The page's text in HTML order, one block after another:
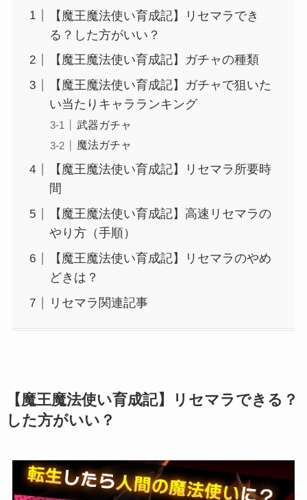
【魔王魔法使い育成記】リセマラでき
る？した方がいい？
【魔王魔法使い育成記】ガチャの種類
【魔王魔法使い育成記】ガチャで狙いた
い当たりキャラランキング
武器ガチャ
魔法ガチャ
【魔王魔法使い育成記】リセマラ所要時
間
【魔王魔法使い育成記】高速リセマラの
やり方（手順）
【魔王魔法使い育成記】リセマラのやめ
どきは？
リセマラ関連記事
【魔王魔法使い育成記】リセマラできる？
した方がいい？